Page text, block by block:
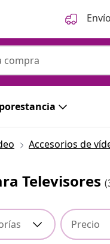
Accesorios de
Televisores
Precio